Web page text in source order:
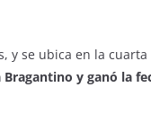
y se ubica en la
y ganó la